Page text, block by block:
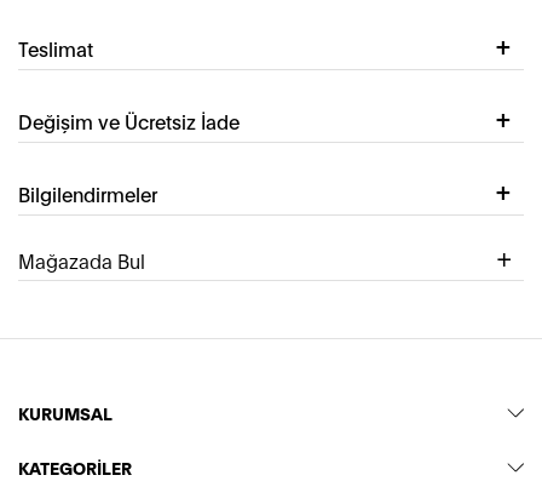
Teslimat
Değişim ve Ücretsiz İade
Bilgilendirmeler
Mağazada Bul
KURUMSAL
KATEGORİLER